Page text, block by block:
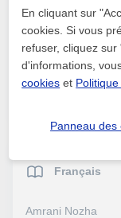
Looking for a
discuss your rate
voir plus
Français
Amrani Nozha
En cliquant sur
cookies. Si vous
refuser, cliquez
d'informations,
cookies et
Panneau des